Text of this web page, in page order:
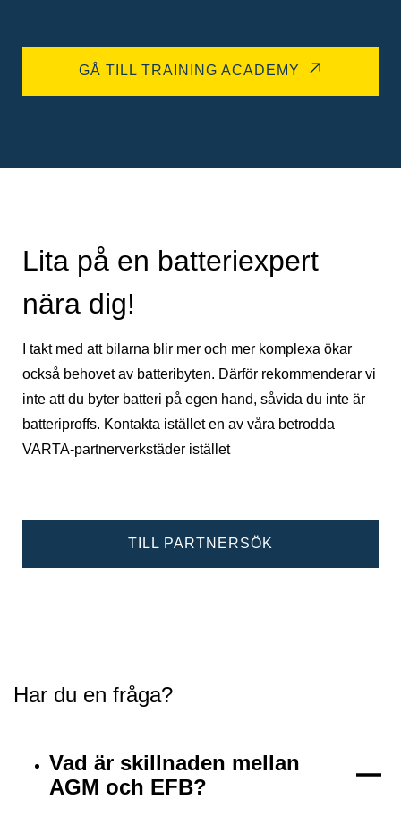
GÅ TILL TRAINING ACADEMY
Lita på en batteriexpert
nära dig!
I takt med att bilarna blir mer och mer komplexa ökar
också behovet av batteribyten. Därför rekommenderar vi
inte att du byter batteri på egen hand, såvida du inte är
batteriproffs. Kontakta istället en av våra betrodda
VARTA-partnerverkstäder istället
TILL PARTNERSÖK
Har du en fråga?
Vad är skillnaden mellan
AGM och EFB?